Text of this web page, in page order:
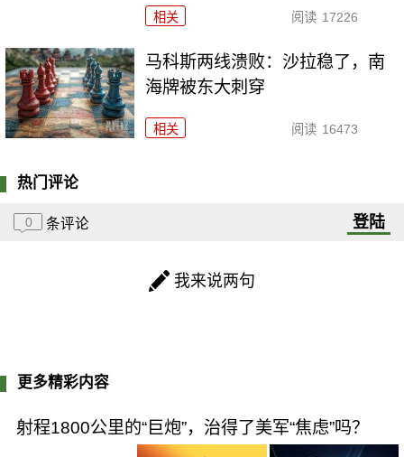
相关 阅读 17226
马科斯两线溃败：沙拉稳了，南
海牌被东大刺穿
相关 阅读 16473
热门评论
0 条评论 登陆
我来说两句
更多精彩内容
射程1800公里的“巨炮”，治得了美军“焦虑”吗？